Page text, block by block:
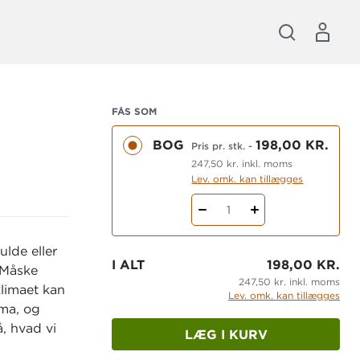
eller
kan
og
hvad vi
FÅS SOM
BOG Pris pr. stk. -198,00 KR.
247,50 kr. inkl. moms
Lev. omk. kan tillægges
1
I ALT 198,00 KR.
247,50 kr. inkl. moms
Lev. omk. kan tillægges
LÆG I KURV